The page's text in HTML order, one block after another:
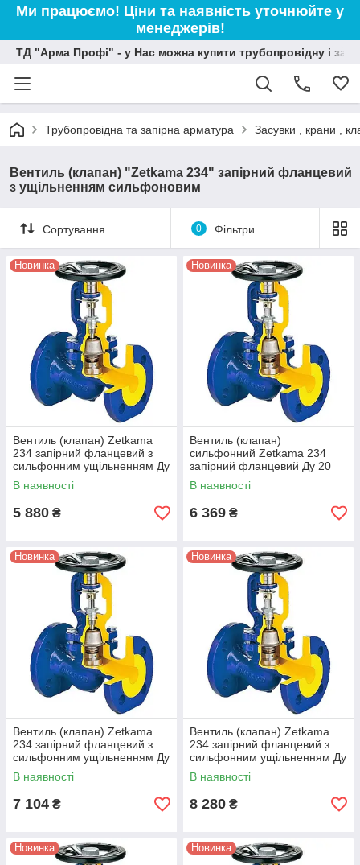
Ми працюємо! Ціни та наявність уточнюйте у
менеджерів!
ТД "Арма Профі" - у Нас можна купити трубопровідну і
Трубопровідна та запірна арматура Засувки , крани ,
Вентиль (клапан) "Zetkama 234" запірний фланцевий
з ущільненням сильфоновим
Сортування 0 Фільтри
Новинка
Вентиль (клапан) Zetkama
234 запірний фланцевий з
сильфонним ущільненням Ду
15
В наявності
5 880 ₴
Новинка
Вентиль (клапан)
сильфонний Zetkama 234
запірний фланцевий Ду 20
В наявності
6 369 ₴
Новинка
Вентиль (клапан) Zetkama
234 запірний фланцевий з
сильфонним ущільненням Ду
25
В наявності
7 104 ₴
Новинка
Вентиль (клапан) Zetkama
234 запірний фланцевий з
сильфонним ущільненням Ду
32
В наявності
8 280 ₴
Новинка Новинка